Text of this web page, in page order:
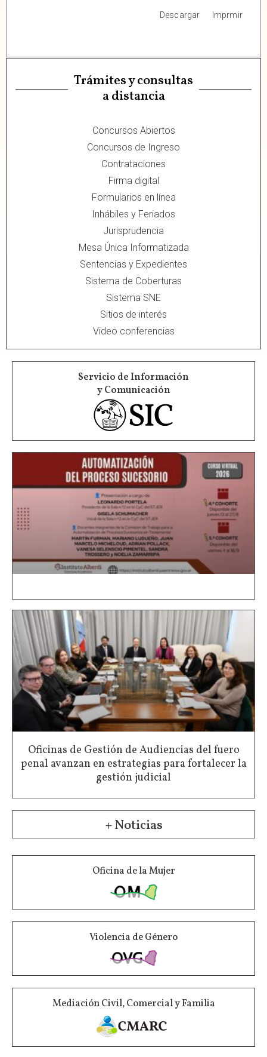
Descargar Imprmir
Trámites y consultas
a distancia
Concursos Abiertos
Concursos de Ingreso
Contrataciones
Firma digital
Formularios en línea
Inhábiles y Feriados
Jurisprudencia
Mesa Única Informatizada
Sentencias y Expedientes
Sistema de Coberturas
Sistema SNE
Sitios de interés
Video conferencias
Servicio de Información
y Comunicación
Oficinas de Gestión de Audiencias del fuero
penal avanzan en estrategias para fortalecer la
gestión judicial
+ Noticias
Oficina de la Mujer
Violencia de Género
Mediación Civil, Comercial y Familia